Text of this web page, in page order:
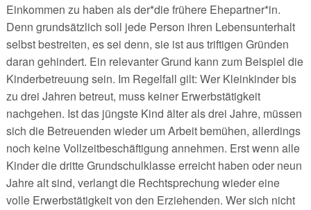
Einkommen zu haben als der*die frühere Ehepartner*in.
Denn grundsätzlich soll jede Person ihren Lebensunterhalt
selbst bestreiten, es sei denn, sie ist aus triftigen Gründen
daran gehindert. Ein relevanter Grund kann zum Beispiel die
Kinderbetreuung sein. Im Regelfall gilt: Wer Kleinkinder bis
zu drei Jahren betreut, muss keiner Erwerbstätigkeit
nachgehen. Ist das jüngste Kind älter als drei Jahre, müssen
sich die Betreuenden wieder um Arbeit bemühen, allerdings
noch keine Vollzeitbeschäftigung annehmen. Erst wenn alle
Kinder die dritte Grundschulklasse erreicht haben oder neun
Jahre alt sind, verlangt die Rechtsprechung wieder eine
volle Erwerbstätigkeit von den Erziehenden. Wer sich nicht